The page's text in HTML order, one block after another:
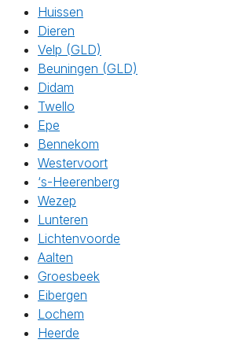
Huissen
Dieren
Velp (GLD)
Beuningen (GLD)
Didam
Twello
Epe
Bennekom
Westervoort
‘s-Heerenberg
Wezep
Lunteren
Lichtenvoorde
Aalten
Groesbeek
Eibergen
Lochem
Heerde